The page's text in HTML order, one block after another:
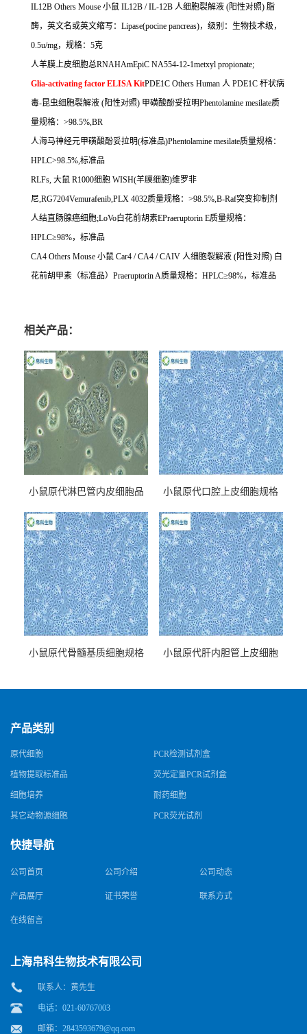
IL12B Others Mouse 小鼠 IL12B / IL-12B 人细胞裂解液 (阳性对照) 脂
酶，英文名或英文缩写： Lipase(pocine pancreas)，级别：生物技术级，
0.5u/mg，规格： 5克
人羊膜上皮细胞总RNAHAmEpiC NA554-12-1metxyl propionate;
Glia-activating factor ELISA KitPDE1C Others Human 人 PDE1C 杆状病
毒-昆虫细胞裂解液 (阳性对照) 甲磺酸酚妥拉明Phentolamine mesilate质
量规格： >98.5%,BR
人海马神经元甲磺酸酚妥拉明(标准品)Phentolamine mesilate质量规格：
HPLC>98.5%,标准品
RLFs, 大鼠 R1000细胞 WISH(羊膜细胞)维罗非
尼,RG7204Vemurafenib,PLX 4032质量规格： >98.5%,B-Raf突变抑制剂
人结直肠腺癌细胞;LoVo白花前胡素EPraeruptorin E质量规格：
HPLC≥98%，标准品
CA4 Others Mouse 小鼠 Car4 / CA4 / CAIV 人细胞裂解液 (阳性对照) 白
花前胡甲素（标准品） Praeruptorin A质量规格： HPLC≥98%，标准品
相关产品：
小鼠原代淋巴管内皮细胞品
小鼠原代口腔上皮细胞规格
小鼠原代骨髓基质细胞规格
小鼠原代肝内胆管上皮细胞
产品类别
原代细胞 PCR检测试剂盒
植物提取标准品 荧光定量PCR试剂盒
细胞培养 耐药细胞
其它动物源细胞 PCR荧光试剂
快捷导航
公司首页 公司介绍 公司动态
产品展厅 证书荣誉 联系方式
在线留言
上海帛科生物技术有限公司
联系人：黄先生
电话：021-60767003
邮箱： 2843593679@qq.com